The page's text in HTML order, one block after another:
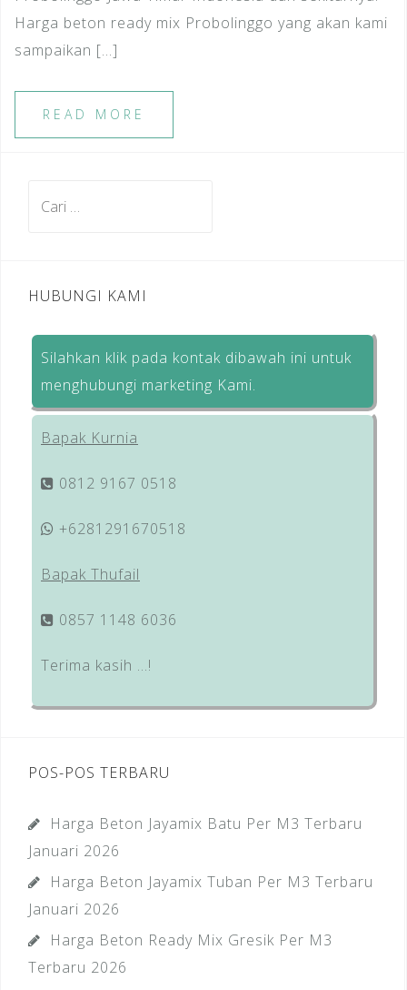
Harga beton ready mix Probolinggo yang akan kami
sampaikan […]
READ MORE
HUBUNGI KAMI
Silahkan klik pada kontak dibawah ini untuk
menghubungi marketing Kami.
Bapak Kurnia
0812 9167 0518
+6281291670518
Bapak Thufail
0857 1148 6036
Terima kasih …!
POS-POS TERBARU
Harga Beton Jayamix Batu Per M3 Terbaru
Januari 2026
Harga Beton Jayamix Tuban Per M3 Terbaru
Januari 2026
Harga Beton Ready Mix Gresik Per M3
Terbaru 2026